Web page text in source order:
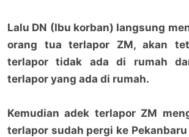
Lalu DN (Ibu korban) langsung
orang tua terlapor ZM, akan
terlapor tidak ada di rumah
terlapor yang ada di rumah.
Kemudian adek terlapor ZM
terlapor sudah pergi ke